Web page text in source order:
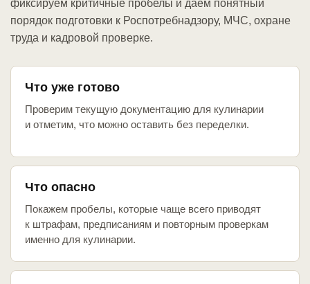
фиксируем критичные пробелы и даем понятный
порядок подготовки к Роспотребнадзору, МЧС, охране
труда и кадровой проверке.
Что уже готово
Проверим текущую документацию для кулинарии
и отметим, что можно оставить без переделки.
Что опасно
Покажем пробелы, которые чаще всего приводят
к штрафам, предписаниям и повторным проверкам
именно для кулинарии.